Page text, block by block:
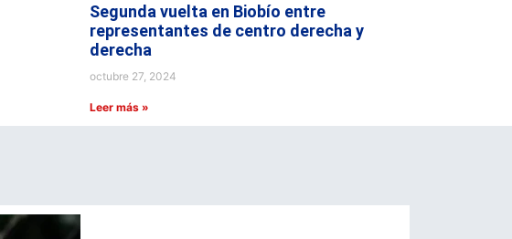
Segunda vuelta en Biobío entre
representantes de centro derecha y
derecha
octubre 27, 2024
Leer más »